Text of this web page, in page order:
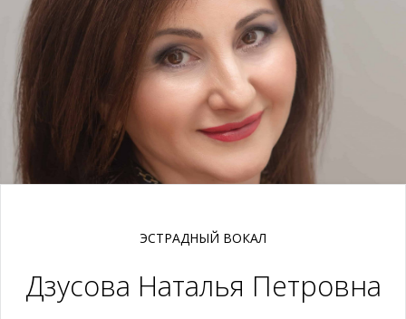
ЭСТРАДНЫЙ ВОКАЛ
Дзусова Наталья Петровна